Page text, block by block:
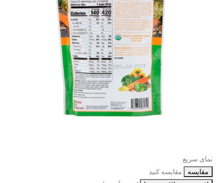
نمای سریع
مقایسه
مقایسه کنید